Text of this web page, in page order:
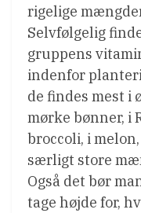
rigelige
Selvfølgelig
gruppens
indenfor
de findes mest i
mørke bønner, i
broccoli, i
særligt store
Også det bør
tage højde for,